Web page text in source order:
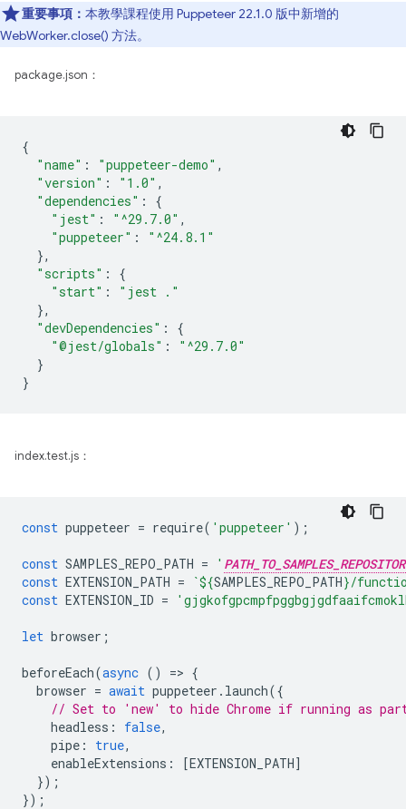
重要事項： 本教學課程使用 Puppeteer 22.1.0 版中新增的
WebWorker.close() 方法。
package.json：
{
"name" : "puppeteer-demo" ,
"version" : "1.0" ,
"dependencies" :
{
"jest" : "^29.7.0" ,
"puppeteer" :
"^24.8.1"
},
"scripts" :
{
"start" :
"jest ."
},
"devDependencies" :
{
"@jest/globals" :
"^29.7.0"
}
}
index.test.js：
const puppeteer = require( 'puppeteer' );
const SAMPLES_REPO_PATH = '
const EXTENSION_PATH = `${SAMPLES_REPO_PATH}/
const EXTENSION_ID =
let browser ;
beforeEach(async () => {
browser = await puppeteer . launch({
// Set to 'new' to hide Chrome if running as
headless : false,
pipe : true,
enableExtensions : [EXTENSION_PATH]
});
});